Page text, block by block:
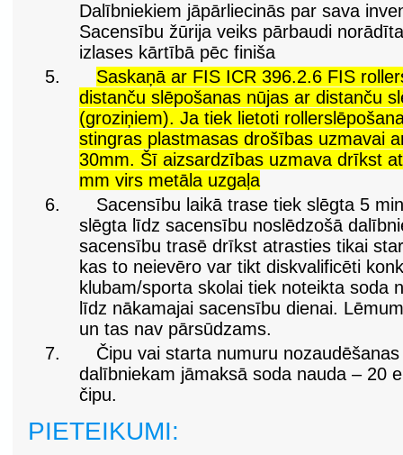
Dalībniekiem jāpārliecinās par sava
Sacensību žūrija veiks pārbaudi
izlases kārtībā pēc finiša
5.
Saskaņā ar FIS ICR 396.2.6 FIS
distanču slēpošanas nūjas ar distanču
(groziņiem). Ja tiek lietoti
stingras plastmasas drošības uzmavai
30mm. Šī aizsardzības uzmava drīkst
mm virs metāla uzgaļa
6.
Sacensību laikā trase tiek slēgta 5
slēgta līdz sacensību noslēdzošā
sacensību trasē drīkst atrasties tikai
kas to neievēro var tikt diskvalificēti
klubam/sporta skolai tiek noteikta soda
līdz nākamajai sacensību dienai.
un tas nav pārsūdzams.
7.
Čipu vai starta numuru
dalībniekam jāmaksā soda nauda – 20
čipu.
PIETEIKUMI: